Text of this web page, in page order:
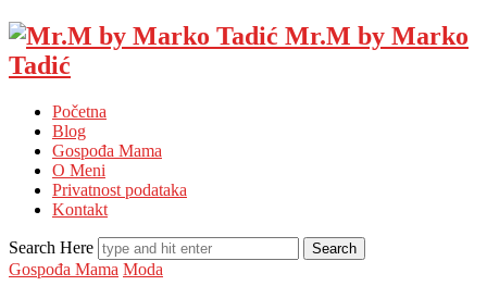
Mr.M by Marko
Tadić
Početna
Blog
Gospođa Mama
O Meni
Privatnost podataka
Kontakt
Search Here
Gospođa Mama Moda